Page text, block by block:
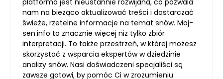
platforma jest nieustannie rozwijana, co pozwala
nam na bieżąco aktualizować treści i dostarczać
świeże, rzetelne informacje na temat snów. Moj-
sen.info to znacznie więcej niż tylko zbiór
interpretacji. To także przestrzeń, w której możesz
skorzystać z wsparcia ekspertów w dziedzinie
analizy snów. Nasi doświadczeni specjaliści są
zawsze gotowi, by pomóc Ci w zrozumieniu